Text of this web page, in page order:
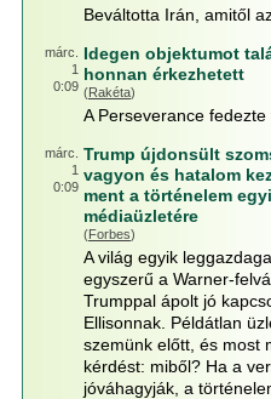
Beváltotta Irán, amitől
márc.
1
0:09
Idegen objektumot
honnan érkezhetett
(Rakéta)
A Perseverance fedezte
márc.
1
0:09
Trump újdonsült
vagyon és hatalom
ment a történelem
médiaüzletére
(Forbes)
A világ egyik
egyszerű a Warner-
Trumppal ápolt jó
Ellisonnak. Példátlan
szemünk előtt, és most
kérdést: miből? Ha a
jóváhagyják, a